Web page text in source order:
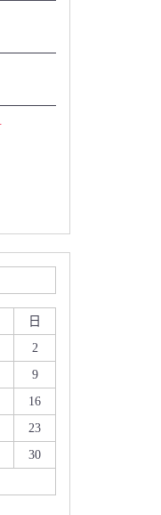
日
2
9
16
23
30